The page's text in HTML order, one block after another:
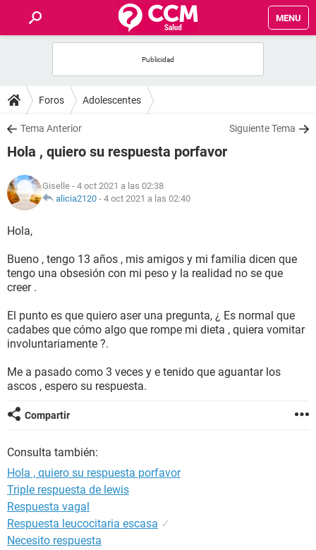
MENU
FOROS
SALUD
FAMILIA
NUTRICIÓN
BIENESTAR
SEXUALIDAD
Foros Adolescentes
Tema Anterior Siguiente Tema
Hola , quiero su respuesta porfavor
Giselle - 4 oct 2021 a las 02:38
alicia2120 - 4 oct 2021 a las 02:40
Hola,
Bueno , tengo 13 años , mis amigos y mi familia dicen que
tengo una obsesión con mi peso y la realidad no se que
creer .
El punto es que quiero aser una pregunta, ¿ Es normal que
cadabes que cómo algo que rompe mi dieta , quiera vomitar
involuntariamente ?.
Me a pasado como 3 veces y e tenido que aguantar los
ascos , espero su respuesta.
Compartir
Consulta también:
Hola , quiero su respuesta porfavor
Triple respuesta de lewis
Respuesta vagal
Respuesta leucocitaria escasa ✓
Necesito respuesta